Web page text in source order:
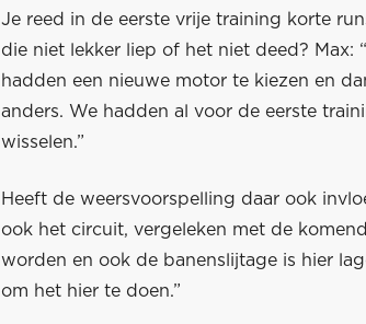
Je reed in de eerste vrije training korte
die niet lekker liep of het niet deed? Max:
hadden een nieuwe motor te kiezen en
anders. We hadden al voor de eerste
wisselen.”
Heeft de weersvoorspelling daar ook
ook het circuit, vergeleken met de
worden en ook de banenslijtage is hier
om het hier te doen.”